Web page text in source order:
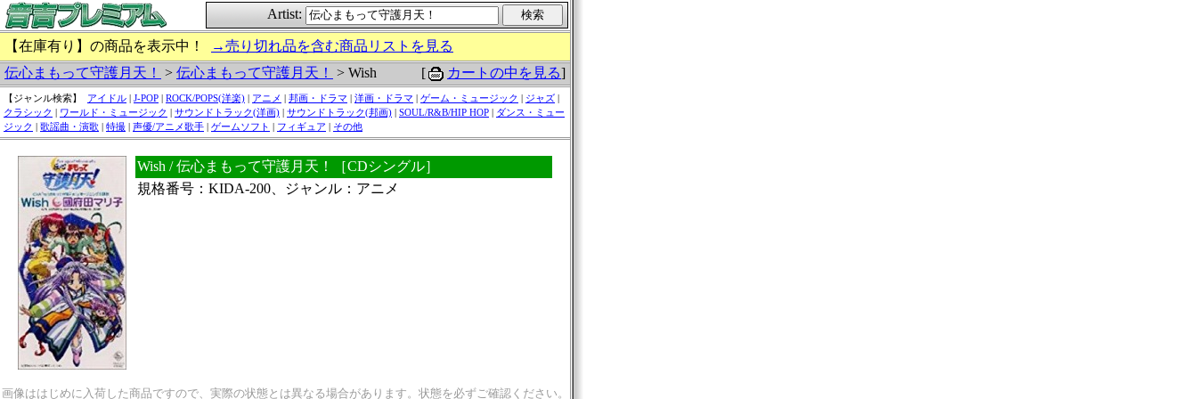
Artist:
【在庫有り】の商品を表示中！
→売り切れ品を含む商品リストを見る
伝心まもって守護月天！
> 伝心まもって守護月天！ > Wish [ カートの中を見る]
【ジャンル検索】 アイドル | J-POP | ROCK/POPS(洋楽) | アニメ | 邦画・ドラマ | 洋画・ドラマ | ゲーム・ミュージック | ジャズ |
クラシック | ワールド・ミュージック | サウンドトラック(洋画) | サウンドトラック(邦画) | SOUL/R&B/HIP HOP | ダンス・ミュー
ジック | 歌謡曲・演歌 | 特撮 | 声優/アニメ歌手 | ゲームソフト | フィギュア | その他
Wish / 伝心まもって守護月天！［CDシングル］
規格番号：KIDA-200、ジャンル：アニメ
画像ははじめに入荷した商品ですので、実際の状態とは異なる場合があります。状態を必ずご確認ください。